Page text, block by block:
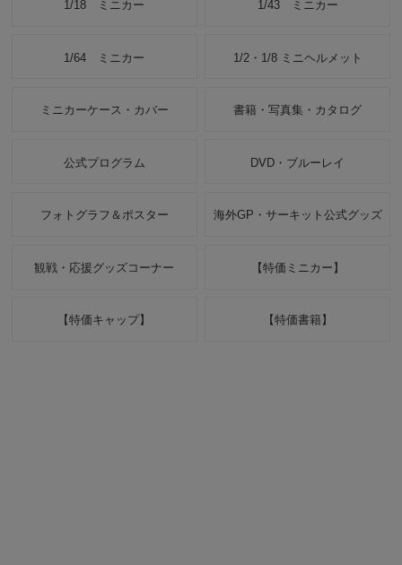
1/18 ミニカー 1/43 ミニカー
1/64 ミニカー 1/2・1/8 ミニヘルメット
ミニカーケース・カバー 書籍・写真集・カタログ
公式プログラム DVD・ブルーレイ
フォトグラフ＆ポスター 海外GP・サーキット公式グッズ
観戦・応援グッズコーナー 【特価ミニカー】
【特価キャップ】 【特価書籍】